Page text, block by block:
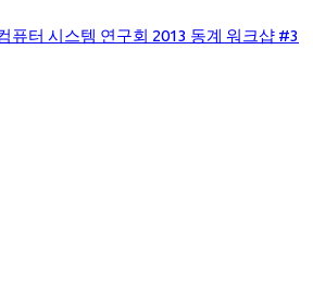
퓨터 시스템 연구회 2013 동계 워크샵 #3